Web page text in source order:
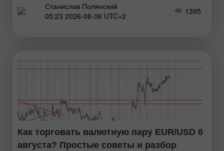
спровоцировано и макроэкономической статистикой из-
за океана, и геополитикой, и техникой. Напомним, что в
Станислав Полянский
05:23 2026-08-06 UTC+2
1395
Как торговать валютную пару EUR/USD 6
августа? Простые советы и разбор